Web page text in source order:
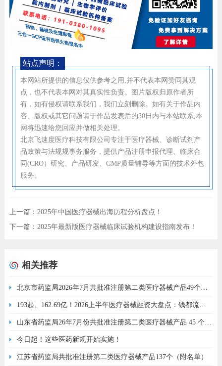
站点声明：
本网站所提供的信息仅供参考之用,并不代表本网赞同其观
点，也不代表本网对其真实性负责。图片版权归原作者所
有，如有侵权请联系我们，我们立刻删除。如有关于作品内
容、版权或其它问题请于作品发表后的30日内与本站联系,本
网将迅速给您回应并做相关处理。
北京飞速度医疗科技有限公司专注于医疗器械、诊断试剂产
品政策与法规规事务服务，提供产品注册申报代理、临床合
同(CRO）研究、产品研发、GMP质量辅导等方面的技术外包
服务。
上一篇： 2025年中国医疗器械出海历程分析盘点！
下一篇： 2025年最新版医疗器械临床试验机构建设指南发布！
相关推荐
北京市药监局2026年7月共批准注册第二类医疗器械产品49个
（附名单）
193起、162.69亿！2026上半年医疗器械融资大盘点：钱都流去
了哪里？
山东省药监局26年7月份共批准注册第二类医疗器械产品 45 个
（附名单）
今日起！这些医药新规开始实施！
江苏省药监局共批准注册第二类医疗器械产品137个（附名单）